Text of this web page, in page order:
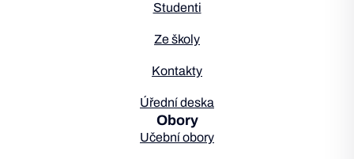
Studenti
Ze školy
Kontakty
Úřední deska
Obory
Učební obory